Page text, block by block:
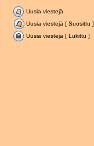
Uusia viestejä
Uusia viestejä [ Suosittu ]
Uusia viestejä [ Lukittu ]